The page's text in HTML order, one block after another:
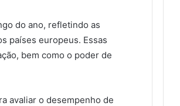
do ano, refletindo as
países europeus. Essas
bem como o poder de
avaliar o desempenho de